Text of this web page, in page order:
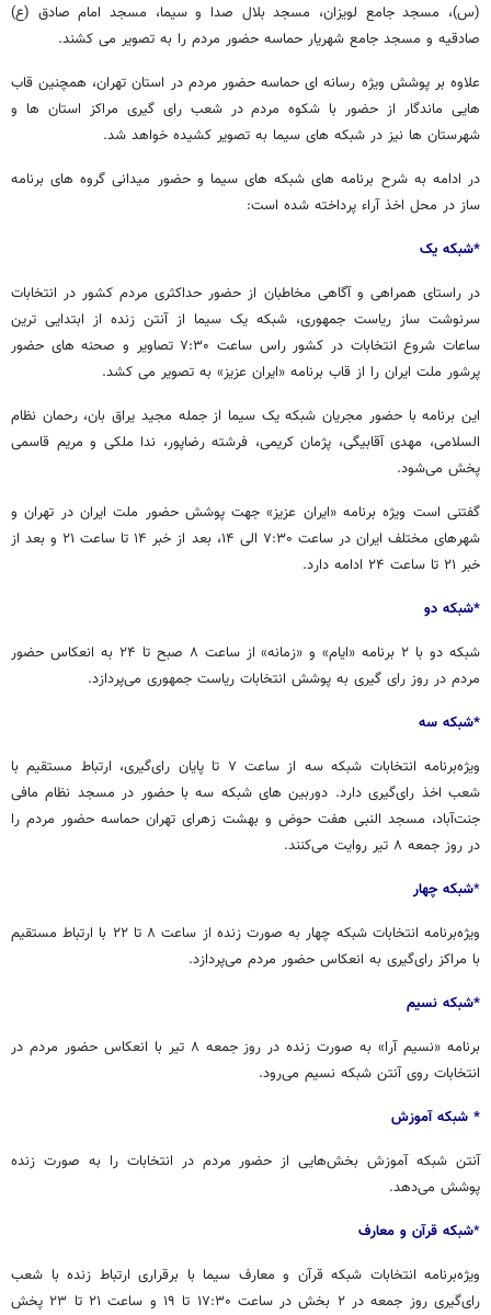
(س)، مسجد جامع لویزان، مسجد بلال صدا و سیما، مسجد امام صادق (ع)
صادقیه و مسجد جامع شهریار حماسه حضور مردم را به تصویر می کشند.
علاوه بر پوشش ویژه رسانه ای حماسه حضور مردم در استان تهران، همچنین قاب
هایی ماندگار از حضور با شکوه مردم در شعب رای گیری مراکز استان ها و
شهرستان ها نیز در شبکه های سیما به تصویر کشیده خواهد شد.
در ادامه به شرح برنامه های شبکه های سیما و حضور میدانی گروه های برنامه
ساز در محل اخذ آراء پرداخته شده است:
*شبکه یک
در راستای همراهی و آگاهی مخاطبان از حضور حداکثری مردم کشور در انتخابات
سرنوشت ساز ریاست جمهوری، شبکه یک سیما از آنتن زنده از ابتدایی ترین
ساعات شروع انتخابات در کشور راس ساعت ۷:۳۰ تصاویر و صحنه های حضور
پرشور ملت ایران را از قاب برنامه «ایران عزیز» به تصویر می کشد.
این برنامه با حضور مجریان شبکه یک سیما از جمله مجید یراق بان، رحمان نظام
السلامی، مهدی آقابیگی، پژمان کریمی، فرشته رضاپور، ندا ملکی و مریم قاسمی
پخش می‌شود.
گفتنی است ویژه برنامه «ایران عزیز» جهت پوشش حضور ملت ایران در تهران و
شهرهای مختلف ایران در ساعت ۷:۳۰ الی ۱۴، بعد از خبر ۱۴ تا ساعت ۲۱ و بعد از
خبر ۲۱ تا ساعت ۲۴ ادامه دارد.
*شبکه دو
شبکه دو با ۲ برنامه «ایام» و «زمانه» از ساعت ۸ صبح تا ۲۴ به انعکاس حضور
مردم در روز رای گیری به پوشش انتخابات ریاست جمهوری می‌پردازد.
*شبکه سه
ویژه‌برنامه انتخابات شبکه سه از ساعت ۷ تا پایان رای‌گیری، ارتباط مستقیم با
شعب اخذ رای‌گیری دارد. دوربین های شبکه سه با حضور در مسجد نظام مافی
جنت‌آباد، مسجد النبی هفت حوض و بهشت زهرای تهران حماسه حضور مردم را
در روز جمعه ۸ تیر روایت می‌کنند.
*شبکه چهار
ویژه‌برنامه انتخابات شبکه چهار به صورت زنده از ساعت ۸ تا ۲۲ با ارتباط مستقیم
با مراکز رای‌گیری به انعکاس حضور مردم می‌پردازد.
*شبکه نسیم
برنامه «نسیم آرا» به صورت زنده در روز جمعه ۸ تیر با انعکاس حضور مردم در
انتخابات روی آنتن شبکه نسیم می‌رود.
* شبکه آموزش
آنتن شبکه آموزش بخش‌هایی از حضور مردم در انتخابات را به صورت زنده
پوشش می‌دهد.
*شبکه قرآن و معارف
ویژه‌برنامه انتخابات شبکه قرآن و معارف سیما با برقراری ارتباط زنده با شعب
رای‌گیری روز جمعه در ۲ بخش در ساعت ۱۷:۳۰ تا ۱۹ و ساعت ۲۱ تا ۲۳ پخش